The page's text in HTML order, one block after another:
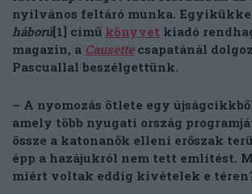
nyilvános feltáró munka.
háború[1] című könyvet kiadó
magazin, a Causettecsapatánál
Pascuallal beszélgettünk.
– A nyomozás ötlete egy
amely több nyugati ország
össze a katonanők elleni erőszak
épp a hazájukról nem tett említést.
miért voltak eddig kivételek e